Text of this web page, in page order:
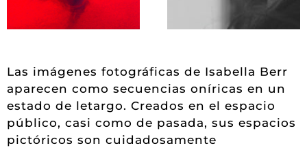
Las imágenes fotográficas de Isabella Berr
aparecen como secuencias oníricas en un
estado de letargo. Creados en el espacio
público, casi como de pasada, sus espacios
pictóricos son cuidadosamente